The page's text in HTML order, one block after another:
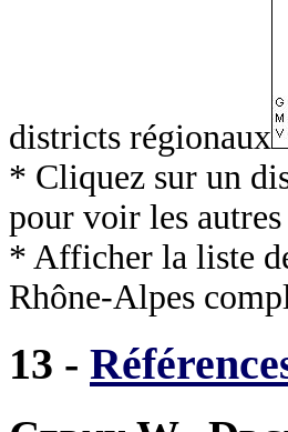
districts régionaux
* Cliquez sur un
pour voir les
* Afficher la liste
Rhône-Alpes
13 -